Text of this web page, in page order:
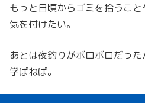
もっと日頃からゴミを拾うこ
気を付けたい。
あとは夜釣りがボロボロだっ
学ばねば。